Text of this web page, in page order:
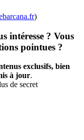
)
intéresse ? Vous
pointues ?
exclusifs, bien
à jour.
de secret